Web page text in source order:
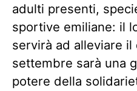
adulti presenti,
sportive emiliane: il
servirà ad alleviare
settembre sarà una
potere della